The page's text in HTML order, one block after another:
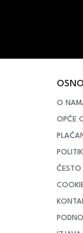
O
OPĆE
ČESTO